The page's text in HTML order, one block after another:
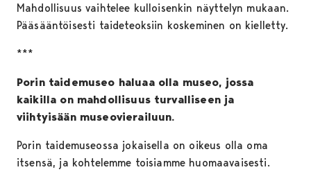
Mahdollisuus vaihtelee kulloisenkin näyttelyn mukaan.
Pääsääntöisesti taideteoksiin koskeminen on kielletty.
***
Porin taidemuseo haluaa olla museo, jossa
kaikilla on mahdollisuus turvalliseen ja
viihtyisään museovierailuun.
Porin taidemuseossa jokaisella on oikeus olla oma
itsensä, ja kohtelemme toisiamme huomaavaisesti.